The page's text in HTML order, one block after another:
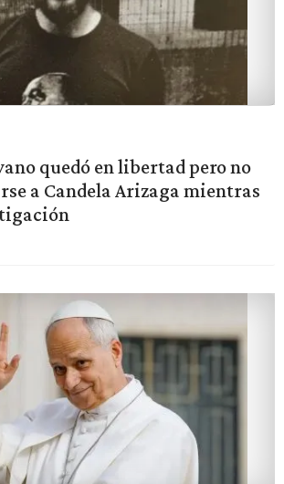
quedó en libertad pero no
a Candela Arizaga mientras